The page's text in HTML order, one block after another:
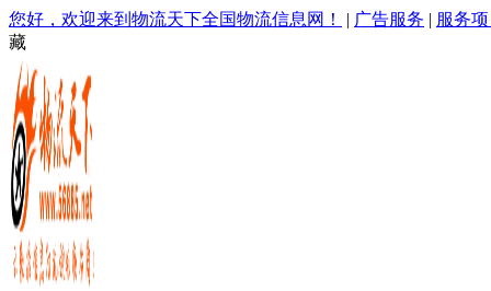
您好，欢迎来到物流天下全国物流信息网！ | 广告服务 | 服务
藏